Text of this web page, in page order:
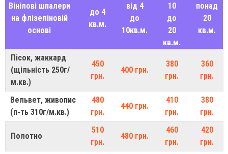
Вінілові шпалери
на флізеліновій
основі
до 4
кв.м.
від 4
до
10кв.м.
10
до
20
кв.м.
понад
20
кв.м.
Пісок, жаккард
(щільність 250г/
м.кв.)
450
грн.
400 грн.
380
грн.
360
грн.
Вельвет, живопис
(п-ть 310г/м.кв.)
480
грн.
440 грн.
410
грн.
380
грн.
Полотно
510
грн.
480 грн.
460
грн.
420
грн.